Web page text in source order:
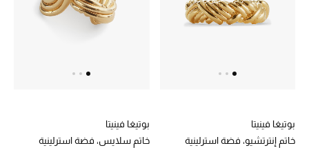
بوتيغا فينيتا
خاتم إنترتشيو، فضة استرلينية
بوتيغا فينيتا
خاتم سلايس، فضة استرلينية